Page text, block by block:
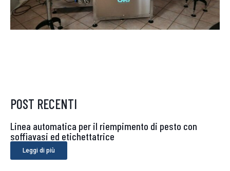
POST RECENTI
Linea automatica per il riempimento di pesto con
soffiavasi ed etichettatrice
Leggi di più